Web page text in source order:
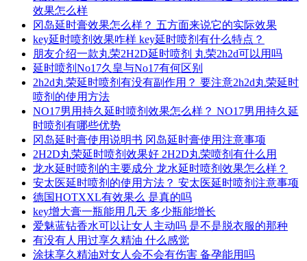
效果怎么样
冈岛延时膏效果怎么样？ 五方面来说它的实际效果
key延时喷剂效果咋样 key延时喷剂有什么特点？
朋友介绍一款丸荣2H2D延时喷剂 丸荣2h2d可以用吗
延时喷剂No17久皇与No17有何区别
2h2d丸荣延时喷剂有没有副作用？ 要注意2h2d丸荣延时
喷剂的使用方法
NO17男用持久延时喷剂效果怎么样？ NO17男用持久延
时喷剂有哪些优势
冈岛延时膏使用说明书 冈岛延时膏使用注意事项
2H2D丸荣延时喷剂效果好 2H2D丸荣喷剂有什么用
龙水延时喷剂的主要成分 龙水延时喷剂效果怎么样？
安太医延时喷剂的使用方法？ 安太医延时喷剂注意事项
德国HOTXXL有效果么 是真的吗
key增大膏一瓶能用几天 多少瓶能增长
爱魅蓝钻香水可以让女人主动吗 是不是脱衣服的那种
有没有人用过享久精油 什么感觉
涂抹享久精油对女人会不会有伤害 备孕能用吗